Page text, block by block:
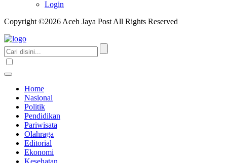
Login
Copyright ©2026 Aceh Jaya Post All Rights Reserved
Home
Nasional
Politik
Pendidikan
Pariwisata
Olahraga
Editorial
Ekonomi
Kesehatan